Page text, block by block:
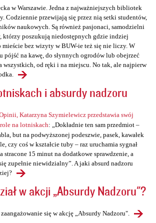
w Warszawie. Jedna z najważniejszych bibliotek
Codziennie przewijają się przez nią setki studentów,
naukowych. Są również pasjonaci, samodzielni
którzy poszukują niedostępnych gdzie indziej
bez wizyty w BUW-ie też się nie liczy. W
na kawę, do słynnych ogrodów lub obejrzeć
wszystkich, od ręki i na miejscu. No tak, ale najpierw
i absurdy nadzoru
Katarzyna Szymielewicz przedstawia swój
na lotniskach: „Dokładnie ten sam przedmiot –
but na podwyższonej podeszwie, pasek, kawałek
czy coś w kształcie tuby – raz uruchamia sygnał
stracone 15 minut na dodatkowe sprawdzenie, a
zupełnie niewidzialny”. A jaki absurd nadzoru
w akcji „Absurdy Nadzoru"?
się w akcję „Absurdy Nadzoru".